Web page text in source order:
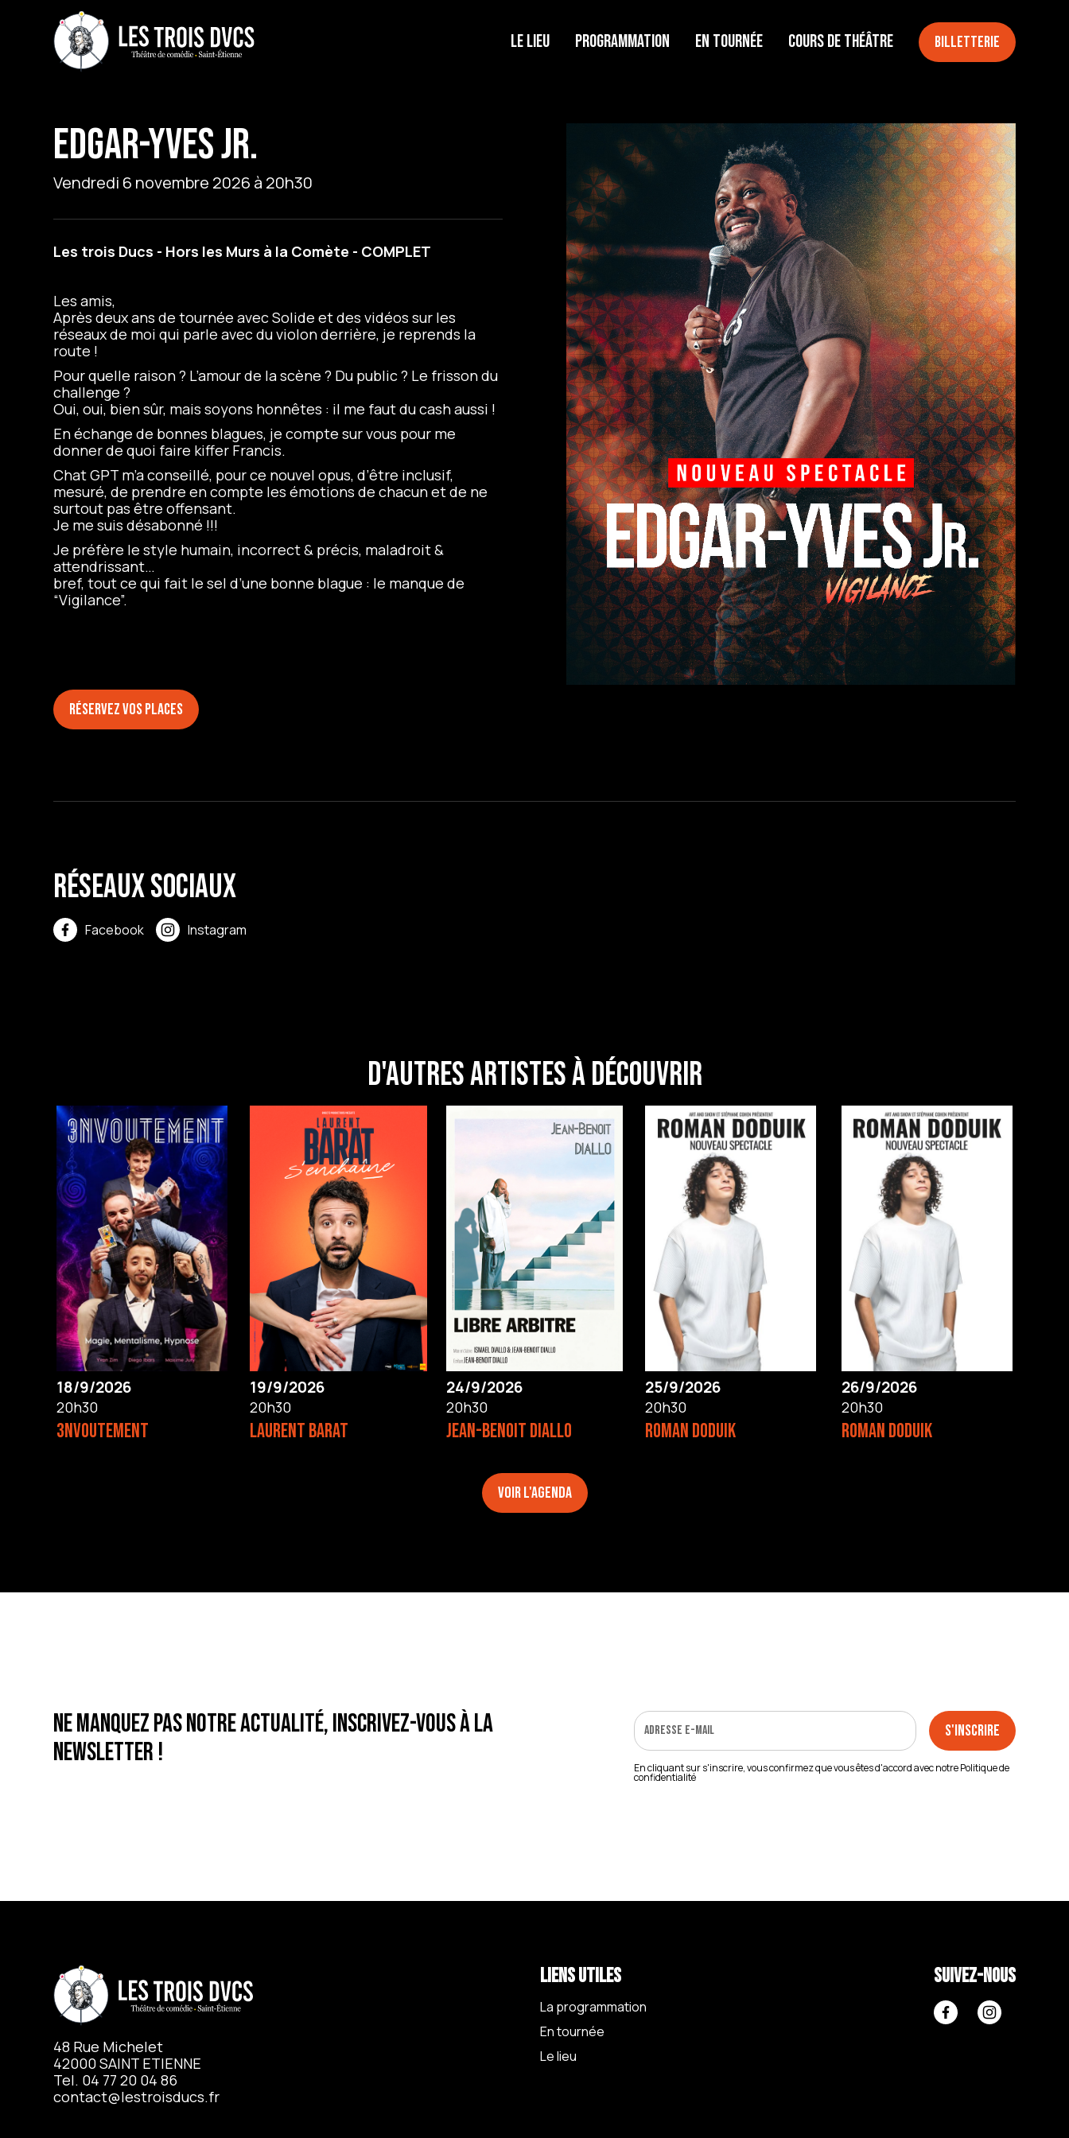
Le lieu Programmation En tournée Cours de théâtre Billetterie
EDGAR-YVES JR.
Vendredi 6 novembre 2026 à 20h30
Les trois Ducs - Hors les Murs à la Comète - COMPLET
Les amis,
Après deux ans de tournée avec Solide et des vidéos sur les
réseaux de moi qui parle avec du violon derrière, je reprends la
route !
Pour quelle raison ? L’amour de la scène ? Du public ? Le frisson du
challenge ?
Oui, oui, bien sûr, mais soyons honnêtes : il me faut du cash aussi !
En échange de bonnes blagues, je compte sur vous pour me
donner de quoi faire kiffer Francis.
Chat GPT m’a conseillé, pour ce nouvel opus, d’être inclusif,
mesuré, de prendre en compte les émotions de chacun et de ne
surtout pas être offensant.
Je me suis désabonné !!!
Je préfère le style humain, incorrect & précis, maladroit &
attendrissant…
bref, tout ce qui fait le sel d’une bonne blague : le manque de
“Vigilance”.
Réservez vos places
Réseaux sociaux
Facebook Instagram
D'autres artistes à découvrir
18/9/2026
20h30
3NVOUTEMENT
19/9/2026
20h30
LAURENT BARAT
24/9/2026
20h30
JEAN-BENOIT DIALLO
25/9/2026
20h30
ROMAN DODUIK
26/9/2026
20h30
ROMAN DODUIK
Voir l'agenda
Ne manquez pas notre actualité, inscrivez-vous à la
newsletter !
En cliquant sur s'inscrire, vous confirmez que vous êtes d'accord avec notrePolitique de
confidentialité
48 Rue Michelet
42000 SAINT ETIENNE
Tel. 04 77 20 04 86
contact@lestroisducs.fr
Liens utiles
La programmation
En tournée
Le lieu
Suivez-nous